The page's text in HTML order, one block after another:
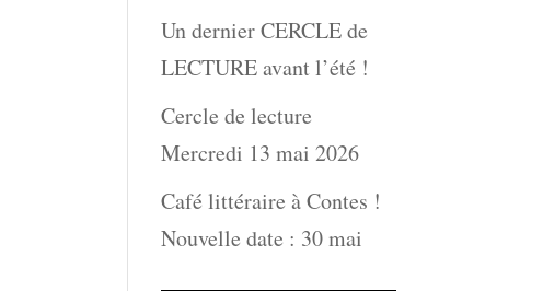
Un dernier CERCLE de
LECTURE avant l’été !
Cercle de lecture
Mercredi 13 mai 2026
Café littéraire à Contes !
Nouvelle date : 30 mai